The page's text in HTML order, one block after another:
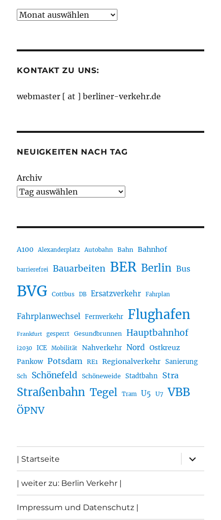
Neuigkeiten
KONTAKT ZU UNS:
webmaster [ at ] berliner-verkehr.de
NEUIGKEITEN NACH TAG
Archiv
A100 Alexanderplatz Autobahn Bahn Bahnhof
barrierefrei Bauarbeiten BER Berlin Bus
BVG Cottbus DB Ersatzverkehr Fahrplan
Fahrplanwechsel Fernverkehr Flughafen
Frankfurt gesperrt Gesundbrunnen Hauptbahnhof
i2030 ICE Mobilität Nahverkehr Nord Ostkreuz
Pankow Potsdam RE1 Regionalverkehr Sanierung
Sch Schönefeld Schöneweide Stadtbahn Stra
Straßenbahn Tegel Tram U5 U7 VBB
ÖPNV
| Startseite
öffnen
| weiter zu: Berlin Verkehr |
Impressum und Datenschutz |